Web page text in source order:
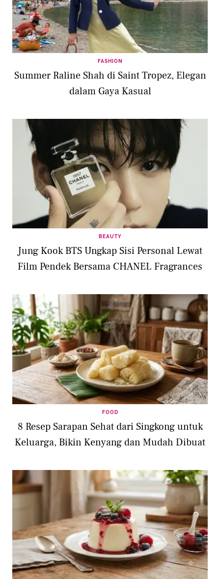
FASHION
Summer Raline Shah di Saint Tropez, Elegan
dalam Gaya Kasual
BEAUTY
Jung Kook BTS Ungkap Sisi Personal Lewat
Film Pendek Bersama CHANEL Fragrances
FOOD
8 Resep Sarapan Sehat dari Singkong untuk
Keluarga, Bikin Kenyang dan Mudah Dibuat